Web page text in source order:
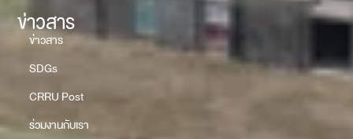
ข่าวสาร
ข่าวสาร
SDGs
CRRU Post
ร่วมงานกับเรา